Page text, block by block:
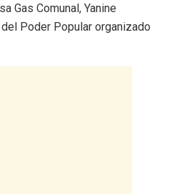
Gas Comunal, Yanine
Poder Popular organizado